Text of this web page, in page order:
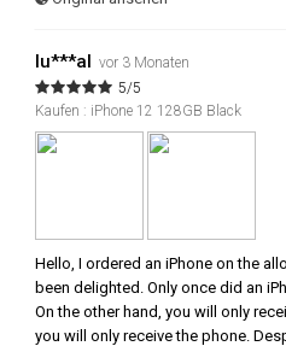
lu***al vor 3 Monaten
5/5
Kaufen : iPhone 12 128GB Black
Hello, I ordered an iPhone on the
been delighted. Only once did an
On the other hand, you will only
you will only receive the phone.